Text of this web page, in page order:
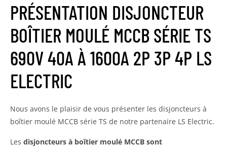
PRÉSENTATION DISJONCTEUR
BOÎTIER MOULÉ MCCB SÉRIE TS
690V 40A À 1600A 2P 3P 4P LS
ELECTRIC
Nous avons le plaisir de vous présenter les disjoncteurs à
boîtier moulé MCCB série TS de notre partenaire LS Electric.
Les disjoncteurs à boîtier moulé MCCB sont